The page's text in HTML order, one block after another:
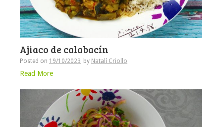
Ajiaco de calabacín
Posted on 19/10/2023 by Natalí Criollo
Read More